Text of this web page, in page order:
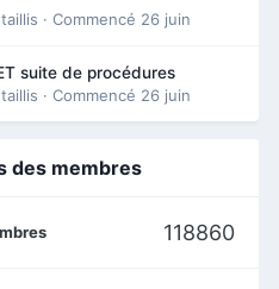
· Commencé 26 juin
suite de procédures
· Commencé 26 juin
des membres
118860